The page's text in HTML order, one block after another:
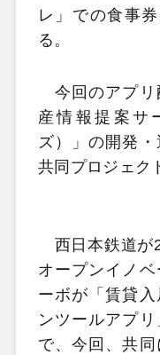
レ」での食事
る。
今回のアプリ
産情報提案サ
ズ）」の開発
共同プロジェク
西日本鉄道が
オープンイノ
ーボが「賃貸
ンツールアプ
で、今回、共